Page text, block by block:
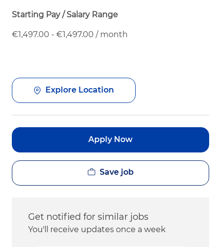
Starting Pay / Salary Range
€1,497.00 - €1,497.00 / month
Explore Location
Apply Now
Save job
Get notified for similar jobs
You'll receive updates once a week